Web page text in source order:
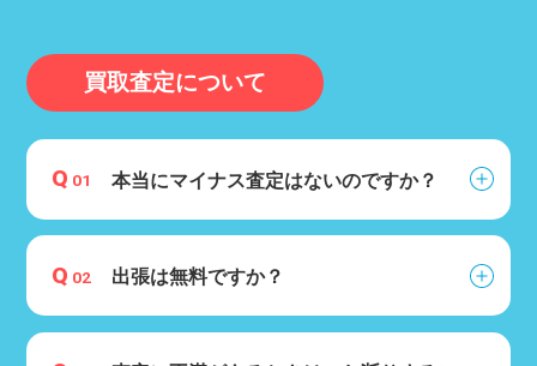
買取査定について
Q 01 本当にマイナス査定はないのですか？
Q 02 出張は無料ですか？